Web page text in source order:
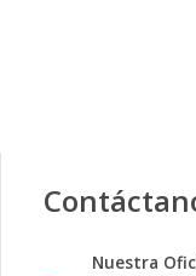
Nuestra